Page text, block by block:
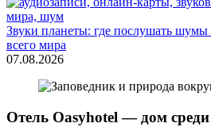
Звуки планеты: где послушать шумы
всего мира
07.08.2026
Отель Oasyhotel — дом среди